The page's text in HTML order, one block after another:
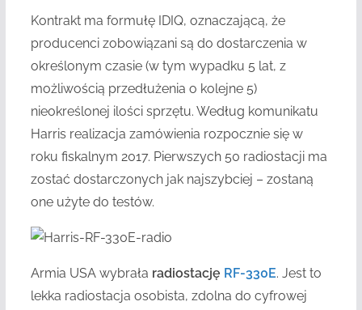
Kontrakt ma formułę IDIQ, oznaczającą, że
producenci zobowiązani są do dostarczenia w
określonym czasie (w tym wypadku 5 lat, z
możliwością przedłużenia o kolejne 5)
nieokreślonej ilości sprzętu. Według komunikatu
Harris realizacja zamówienia rozpocznie się w
roku fiskalnym 2017. Pierwszych 50 radiostacji ma
zostać dostarczonych jak najszybciej – zostaną
one użyte do testów.
Armia USA wybrała radiostację RF-330E. Jest to
lekka radiostacja osobista, zdolna do cyfrowej